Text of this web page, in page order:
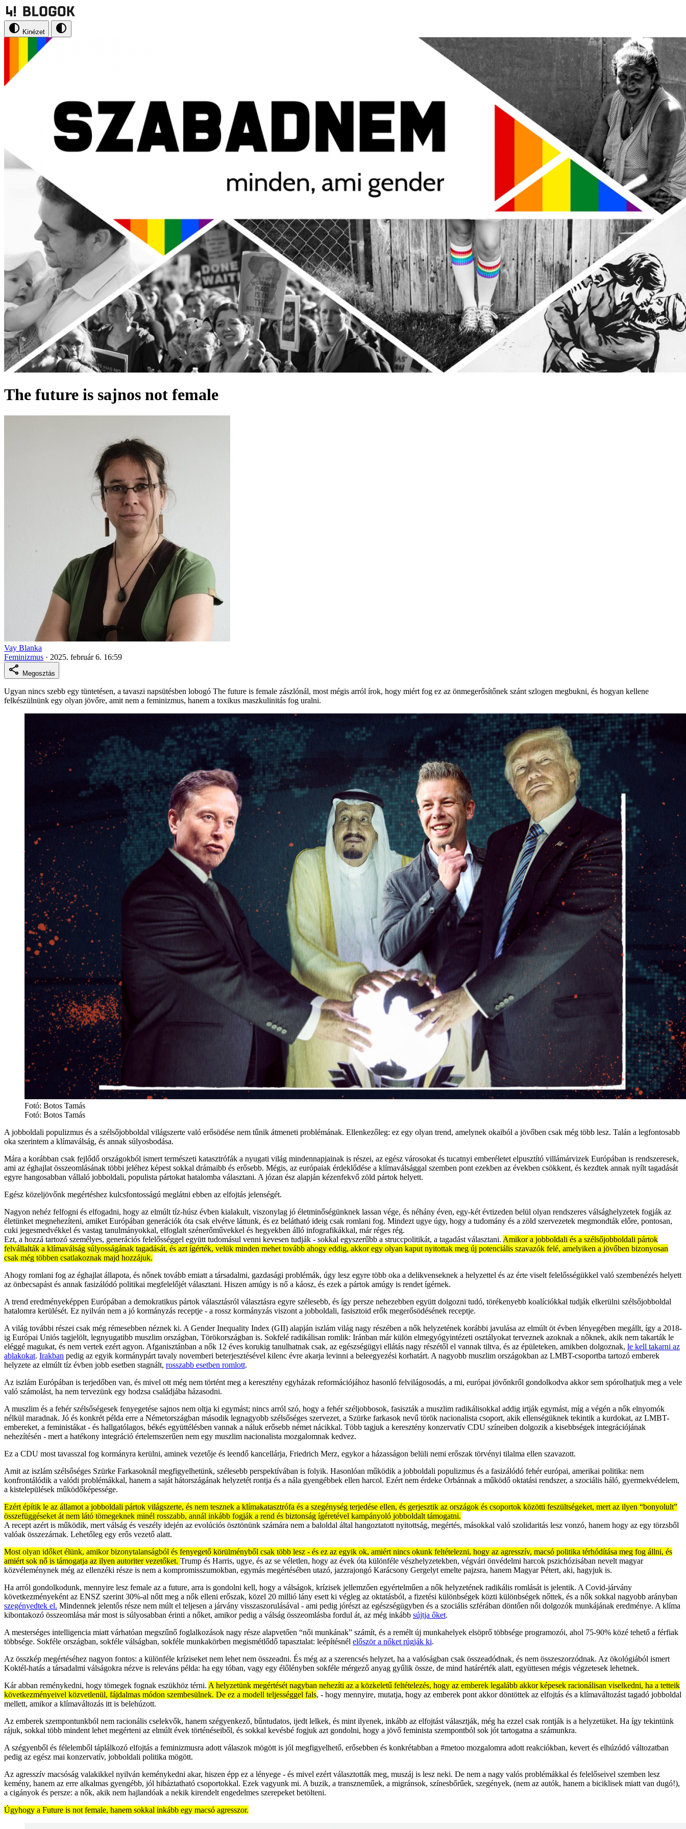
Kinézet
The future is sajnos not female
Vay Blanka
Feminizmus · 2025. február 6. 16:59
Megosztás
Ugyan nincs szebb egy tüntetésen, a tavaszi napsütésben lobogó The future is female zászlónál, most mégis arról írok, hogy miért fog ez az önmegerősítőnek szánt szlogen megbukni, és hogyan kellene
felkészülnünk egy olyan jövőre, amit nem a feminizmus, hanem a toxikus maszkulinitás fog uralni.
Fotó: Botos Tamás
Fotó: Botos Tamás
A jobboldali populizmus és a szélsőjobboldal világszerte való erősödése nem tűnik átmeneti problémának. Ellenkezőleg: ez egy olyan trend, amelynek okaiból a jövőben csak még több lesz. Talán a legfontosabb
oka szerintem a klímaválság, és annak súlyosbodása.
Mára a korábban csak fejlődő országokból ismert természeti katasztrófák a nyugati világ mindennapjainak is részei, az egész városokat és tucatnyi emberéletet elpusztító villámárvizek Európában is rendszeresek,
ami az éghajlat összeomlásának többi jeléhez képest sokkal drámaibb és erősebb. Mégis, az európaiak érdeklődése a klímaválsággal szemben pont ezekben az években csökkent, és kezdtek annak nyílt tagadását
egyre hangosabban vállaló jobboldali, populista pártokat hatalomba választani. A józan ész alapján kézenfekvő zöld pártok helyett.
Egész közeljövőnk megértéshez kulcsfontosságú meglátni ebben az elfojtás jelenségét.
Nagyon nehéz felfogni és elfogadni, hogy az elmúlt tíz-húsz évben kialakult, viszonylag jó életminőségünknek lassan vége, és néhány éven, egy-két évtizeden belül olyan rendszeres válsághelyzetek fogják az
életünket megnehezíteni, amiket Európában generációk óta csak elvétve láttunk, és ez belátható ideig csak romlani fog. Mindezt ugye úgy, hogy a tudomány és a zöld szervezetek megmondták előre, pontosan,
cuki jegesmedvékkel és vastag tanulmányokkal, elfoglalt szénerőművekkel és hegyekben álló infografikákkal, már réges rég.
Ezt, a hozzá tartozó személyes, generációs felelősséggel együtt tudomásul venni kevesen tudják - sokkal egyszerűbb a struccpolitikát, a tagadást választani. Amikor a jobboldali és a szélsőjobboldali pártok
felvállalták a klímaválság súlyosságának tagadását, és azt ígérték, velük minden mehet tovább ahogy eddig, akkor egy olyan kaput nyitottak meg új potenciális szavazók felé, amelyiken a jövőben bizonyosan
csak még többen csatlakoznak majd hozzájuk.
Ahogy romlani fog az éghajlat állapota, és nőnek tovább emiatt a társadalmi, gazdasági problémák, úgy lesz egyre több oka a delikvenseknek a helyzettel és az érte viselt felelősségükkel való szembenézés helyett
az önbecsapást és annak fasizálódó politikai megfelelőjét választani. Hiszen amúgy is nő a káosz, és ezek a pártok amúgy is rendet ígérnek.
A trend eredményeképpen Európában a demokratikus pártok választásról választásra egyre szélesebb, és így persze nehezebben együtt dolgozni tudó, törékenyebb koalíciókkal tudják elkerülni szélsőjobboldal
hatalomra kerülését. Ez nyilván nem a jó kormányzás receptje - a rossz kormányzás viszont a jobboldali, fasisztoid erők megerősödésének receptje.
A világ további részei csak még rémesebben néznek ki. A Gender Inequality Index (GII) alapján iszlám világ nagy részében a nők helyzetének korábbi javulása az elmúlt öt évben lényegében megállt, így a 2018-
ig Európai Uniós tagjelölt, legnyugatibb muszlim országban, Törökországban is. Sokfelé radikálisan romlik: Iránban már külön elmegyógyintézeti osztályokat terveznek azoknak a nőknek, akik nem takarták le
eléggé magukat, és nem vertek ezért agyon. Afganisztánban a nők 12 éves korukig tanulhatnak csak, az egészségügyi ellátás nagy részétől el vannak tiltva, és az épületeken, amikben dolgoznak, le kell takarni az
ablakokat. Irakban pedig az egyik kormánypárt tavaly novemberi beterjesztésével kilenc évre akarja levinni a beleegyezési korhatárt. A nagyobb muszlim országokban az LMBT-csoportba tartozó emberek
helyzete az elmúlt tíz évben jobb esetben stagnált, rosszabb esetben romlott.
Az iszlám Európában is terjedőben van, és mivel ott még nem történt meg a keresztény egyházak reformációjához hasonló felvilágosodás, a mi, európai jövőnkről gondolkodva akkor sem spórolhatjuk meg a vele
való számolást, ha nem tervezünk egy hodzsa családjába házasodni.
A muszlim és a fehér szélsőségesek fenyegetése sajnos nem oltja ki egymást; nincs arról szó, hogy a fehér széljobbosok, fasiszták a muszlim radikálisokkal addig irtják egymást, míg a végén a nők elnyomók
nélkül maradnak. Jó és konkrét példa erre a Németországban második legnagyobb szélsőséges szervezet, a Szürke farkasok nevű török nacionalista csoport, akik ellenségüknek tekintik a kurdokat, az LMBT-
embereket, a feministákat - és hallgatólagos, békés együttélésben vannak a náluk erősebb német nácikkal. Több tagjuk a keresztény konzervatív CDU színeiben dolgozik a kisebbségek integrációjának
nehezítésén - mert a hatékony integráció értelemszerűen nem egy muszlim nacionalista mozgalomnak kedvez.
Ez a CDU most tavasszal fog kormányra kerülni, aminek vezetője és leendő kancellárja, Friedrich Merz, egykor a házasságon belüli nemi erőszak törvényi tilalma ellen szavazott.
Amit az iszlám szélsőséges Szürke Farkasoknál megfigyelhetünk, szélesebb perspektívában is folyik. Hasonlóan működik a jobboldali populizmus és a fasizálódó fehér európai, amerikai politika: nem
konfrontálódik a valódi problémákkal, hanem a saját hátországának helyzetét rontja és a nála gyengébbek ellen harcol. Ezért nem érdeke Orbánnak a működő oktatási rendszer, a szociális háló, gyermekvédelem,
a kistelepülések működőképessége.
Ezért építik le az államot a jobboldali pártok világszerte, és nem tesznek a klímakatasztrófa és a szegénység terjedése ellen, és gerjesztik az országok és csoportok közötti feszültségeket, mert az ilyen “bonyolult”
összefüggéseket át nem látó tömegeknek minél rosszabb, annál inkább fogják a rend és biztonság ígéretével kampányoló jobboldalt támogatni.
A recept azért is működik, mert válság és veszély idején az evolúciós ösztönünk számára nem a baloldal által hangoztatott nyitottság, megértés, másokkal való szolidaritás lesz vonzó, hanem hogy az egy törzsből
valóak összezárnak. Lehetőleg egy erős vezető alatt.
Most olyan időket élünk, amikor bizonytalanságból és fenyegető körülményből csak több lesz - és ez az egyik ok, amiért nincs okunk feltételezni, hogy az agresszív, macsó politika térhódítása meg fog állni, és
amiért sok nő is támogatja az ilyen autoriter vezetőket. Trump és Harris, ugye, és az se véletlen, hogy az évek óta különféle vészhelyzetekben, végvári önvédelmi harcok pszichózisában nevelt magyar
közvéleménynek még az ellenzéki része is nem a kompromisszumokban, egymás megértésében utazó, jazzrajongó Karácsony Gergelyt emelte pajzsra, hanem Magyar Pétert, aki, hagyjuk is.
Ha arról gondolkodunk, mennyire lesz female az a future, arra is gondolni kell, hogy a válságok, krízisek jellemzően egyértelműen a nők helyzetének radikális romlását is jelentik. A Covid-járvány
következményeként az ENSZ szerint 30%-al nőtt meg a nők elleni erőszak, közel 20 millió lány esett ki végleg az oktatásból, a fizetési különbségek közti különbségek nőttek, és a nők sokkal nagyobb arányban
szegényedtek el. Mindennek jelentős része nem múlt el teljesen a járvány visszaszorulásával - ami pedig jórészt az egészségügyben és a szociális szférában döntően női dolgozók munkájának eredménye. A klíma
kibontakozó összeomlása már most is súlyosabban érinti a nőket, amikor pedig a válság összeomlásba fordul át, az még inkább sújtja őket.
A mesterséges intelligencia miatt várhatóan megszűnő foglalkozások nagy része alapvetően “női munkának” számít, és a remélt új munkahelyek elsöprő többsége programozói, ahol 75-90% közé tehető a férfiak
többsége. Sokféle országban, sokféle válságban, sokféle munkakörben megismétlődő tapasztalat: leépítésnél először a nőket rúgják ki.
Az összkép megértéséhez nagyon fontos: a különféle kríziseket nem lehet nem összeadni. És még az a szerencsés helyzet, ha a valóságban csak összeadódnak, és nem összeszorzódnak. Az ökológiából ismert
Koktél-hatás a társadalmi válságokra nézve is releváns példa: ha egy tóban, vagy egy élőlényben sokféle mérgező anyag gyűlik össze, de mind határérték alatt, együttesen mégis végzetesek lehetnek.
Kár abban reménykedni, hogy tömegek fognak eszükhöz térni. A helyzetünk megértését nagyban nehezíti az a közkeletű feltételezés, hogy az emberek legalább akkor képesek racionálisan viselkedni, ha a tetteik
következményeivel közvetlenül, fájdalmas módon szembesülnek. De ez a modell teljességgel fals, - hogy mennyire, mutatja, hogy az emberek pont akkor döntöttek az elfojtás és a klímaváltozást tagadó jobboldal
mellett, amikor a klímaváltozás itt is belehúzott.
Az emberek szempontunkból nem racionális cselekvők, hanem szégyenkező, bűntudatos, ijedt lelkek, és mint ilyenek, inkább az elfojtást választják, még ha ezzel csak rontják is a helyzetüket. Ha így tekintünk
rájuk, sokkal több mindent lehet megérteni az elmúlt évek történéseiből, és sokkal kevésbé fogjuk azt gondolni, hogy a jövő feminista szempontból sok jót tartogatna a számunkra.
A szégyenből és félelemből táplálkozó elfojtás a feminizmusra adott válaszok mögött is jól megfigyelhető, erősebben és konkrétabban a #metoo mozgalomra adott reakciókban, kevert és elhúzódó változatban
pedig az egész mai konzervatív, jobboldali politika mögött.
Az agresszív macsóság valakikkel nyilván keménykedni akar, hiszen épp ez a lényege - és mivel ezért választották meg, muszáj is lesz neki. De nem a nagy valós problémákkal és felelőseivel szemben lesz
kemény, hanem az erre alkalmas gyengébb, jól hibáztatható csoportokkal. Ezek vagyunk mi. A buzik, a transzneműek, a migránsok, színesbőrűek, szegények, (nem az autók, hanem a biciklisek miatt van dugó!),
a cigányok és persze: a nők, akik nem hajlandóak a nekik kirendelt engedelmes szerepeket betölteni.
Úgyhogy a Future is not female, hanem sokkal inkább egy macsó agresszor.